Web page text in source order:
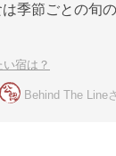
季節ごとの旬
宿は？
Behind The Line